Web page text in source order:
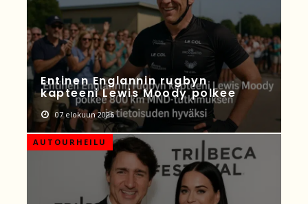
Entinen Englannin rugbyn
kapteeni Lewis Moody polkee
07 elokuun 2026
AUTOURHEILU